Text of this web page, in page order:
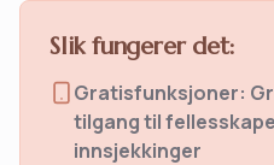
Slik fungerer det:
Gratisfunksjoner:
tilgang til
innsjekkinger